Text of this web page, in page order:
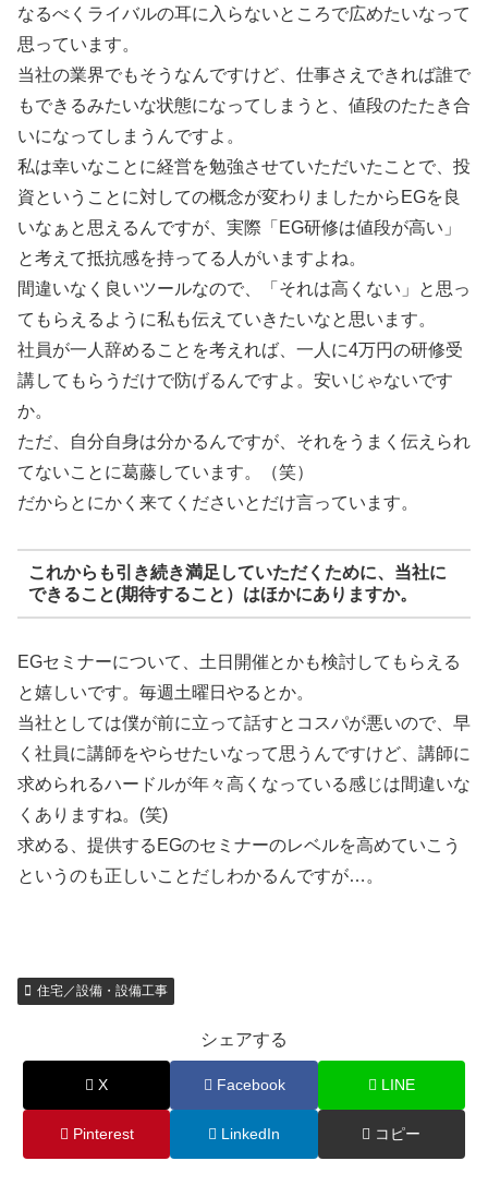
なるべくライバルの耳に入らないところで広めたいなって
思っています。
当社の業界でもそうなんですけど、仕事さえできれば誰で
もできるみたいな状態になってしまうと、値段のたたき合
いになってしまうんですよ。
私は幸いなことに経営を勉強させていただいたことで、投
資ということに対しての概念が変わりましたからEGを良
いなぁと思えるんですが、実際「EG研修は値段が高い」
と考えて抵抗感を持ってる人がいますよね。
間違いなく良いツールなので、「それは高くない」と思っ
てもらえるように私も伝えていきたいなと思います。
社員が一人辞めることを考えれば、一人に4万円の研修受
講してもらうだけで防げるんですよ。安いじゃないです
か。
ただ、自分自身は分かるんですが、それをうまく伝えられ
てないことに葛藤しています。（笑）
だからとにかく来てくださいとだけ言っています。
これからも引き続き満足していただくために、当社に
できること(期待すること）はほかにありますか。
EGセミナーについて、土日開催とかも検討してもらえる
と嬉しいです。毎週土曜日やるとか。
当社としては僕が前に立って話すとコスパが悪いので、早
く社員に講師をやらせたいなって思うんですけど、講師に
求められるハードルが年々高くなっている感じは間違いな
くありますね。(笑)
求める、提供するEGのセミナーのレベルを高めていこう
というのも正しいことだしわかるんですが…。
住宅／設備・設備工事
シェアする
X Facebook LINE
Pinterest LinkedIn コピー